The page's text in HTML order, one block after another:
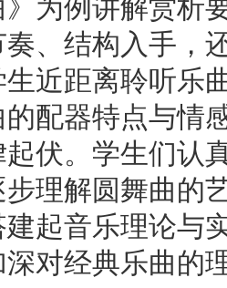
、结构入手，
近距离聆听乐
配器特点与情
伏。学生们认
理解圆舞曲的
起音乐理论与
对经典乐曲的